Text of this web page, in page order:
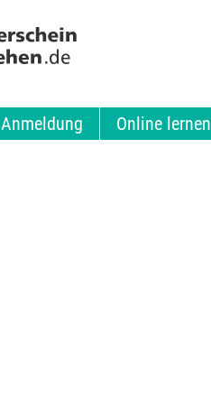
Anmeldung Online lernen